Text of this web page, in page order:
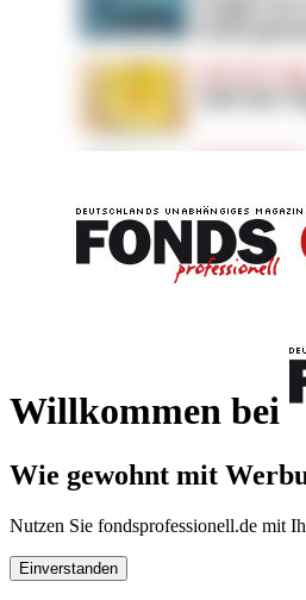
Willkommen bei
Wie gewohnt mit
Nutzen Sie fondsprofessionell.de mit
Einverstanden